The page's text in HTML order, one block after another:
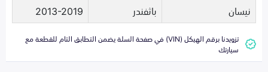
نيسان
باثفندر 2013-2019
تزويدنا برقم الهيكل (VIN) في صفحة السلة يضمن التطابق التام للقطعة مع
سيارتك